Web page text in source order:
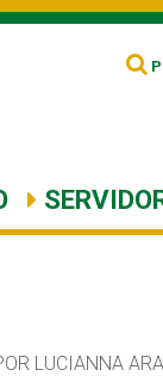
LUCIANNA